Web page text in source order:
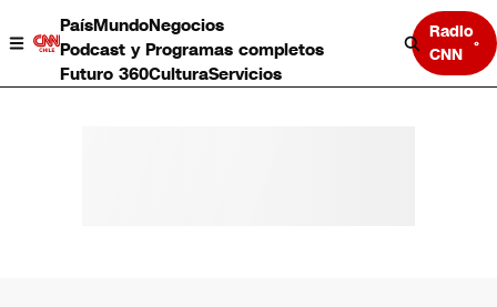
PaísMundoNegocios
Podcast y Programas completos
Futuro 360CulturaServicios
Radio
CNN